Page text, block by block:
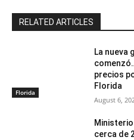
RELATED ARTICLES
Florida
La nueva
precios
Florida
August 6,
cerca de